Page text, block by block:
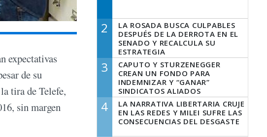
expectativas
de su
tira de Telefe,
sin margen
2
LA ROSADA BUSCA CULPABLES
DESPUÉS DE LA DERROTA EN EL
SENADO Y RECALCULA SU
ESTRATEGIA
3
CAPUTO Y STURZENEGGER
CREAN UN FONDO PARA
INDEMNIZAR Y “GANAR”
SINDICATOS ALIADOS
4
LA NARRATIVA LIBERTARIA CRUJE
EN LAS REDES Y MILEI SUFRE LAS
CONSECUENCIAS DEL DESGASTE